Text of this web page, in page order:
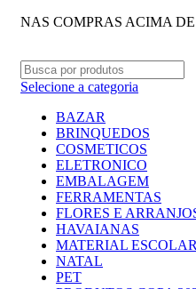
NAS COMPRAS ACIMA
Selecione a categoria
BAZAR
BRINQUEDOS
COSMETICOS
ELETRONICO
EMBALAGEM
FERRAMENTAS
FLORES E
HAVAIANAS
MATERIAL ESCOLAR
NATAL
PET